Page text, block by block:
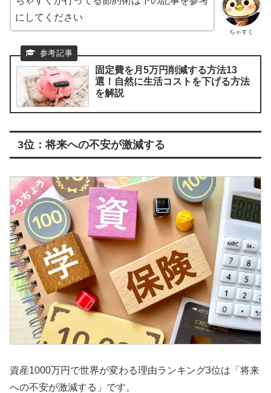
ちゃすく
にしてください
固定費を月5万円削減する方法13
選！自然に生活コストを下げる方法
を解説
3位：将来への不安が激減する
資産1000万円で世界が変わる理由ランキング3位は「将来
への不安が激減する」です。